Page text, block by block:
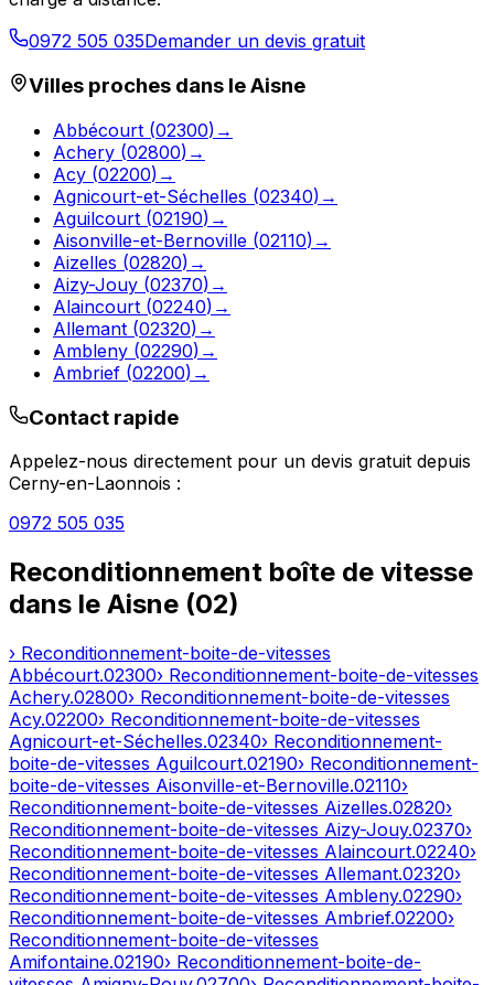
0972 505 035Demander un devis gratuit
Villes proches dans leAisne
Abbécourt (02300) →
Achery (02800) →
Acy (02200) →
Agnicourt-et-Séchelles (02340) →
Aguilcourt (02190) →
Aisonville-et-Bernoville (02110) →
Aizelles (02820) →
Aizy-Jouy (02370) →
Alaincourt (02240) →
Allemant (02320) →
Ambleny (02290) →
Ambrief (02200) →
Contact rapide
Appelez-nous directement pour un devis gratuit depuis
Cerny-en-Laonnois :
0972 505 035
Reconditionnement boîte de vitesse
dans le Aisne (02)
› Reconditionnement-boite-de-vitesses
Abbécourt.02300› Reconditionnement-boite-de-vitesses
Achery.02800› Reconditionnement-boite-de-vitesses
Acy.02200› Reconditionnement-boite-de-vitesses
Agnicourt-et-Séchelles.02340› Reconditionnement-
boite-de-vitesses Aguilcourt.02190› Reconditionnement-
boite-de-vitesses Aisonville-et-Bernoville.02110›
Reconditionnement-boite-de-vitesses Aizelles.02820›
Reconditionnement-boite-de-vitesses Aizy-Jouy.02370›
Reconditionnement-boite-de-vitesses Alaincourt.02240›
Reconditionnement-boite-de-vitesses Allemant.02320›
Reconditionnement-boite-de-vitesses Ambleny.02290›
Reconditionnement-boite-de-vitesses Ambrief.02200›
Reconditionnement-boite-de-vitesses
Amifontaine.02190› Reconditionnement-boite-de-